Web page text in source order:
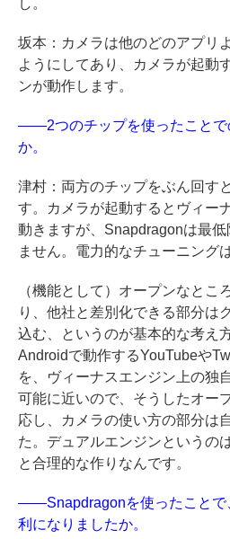
し。
坂本：カメラは他のどのアプリ
ようにしてあり、カメラが起動
ンが動作します。
――2つのチップを使ったことで
か。
津村：両方のチップをぶん回す
す。カメラが起動するとヴィー
動きますが、Snapdragonは最
ません。電力的なチューニング
（機能として）オープンなとこ
り、他社と差別化できる部分は
込む、というのが基本的な考え
Androidで動作するYouTubeや
を、ヴィーナスエンジン上の独
可能に近いので、そうしたオー
応し、カメラの使い方の部分は
た。デュアルエンジンというの
と合理的な作りなんです。
――Snapdragonを使ったことで
利になりましたか。